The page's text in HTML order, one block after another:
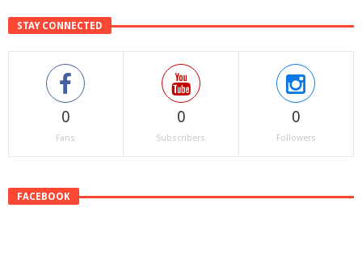
STAY CONNECTED
0
Fans
0
Subscribers
0
Followers
FACEBOOK